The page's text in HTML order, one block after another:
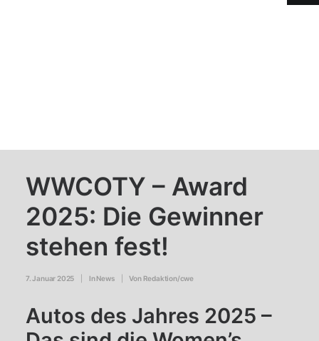
WWCOTY – Award
2025: Die Gewinner
stehen fest!
7. Januar 2025 InNews Von Redaktion/cwe
Autos des Jahres 2025 –